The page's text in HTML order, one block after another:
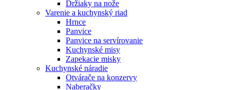
Držiaky na nože
Varenie a kuchynský riad
Hrnce
Panvice
Panvice na servírovanie
Kuchynské misy
Zapekacie misky
Kuchynské náradie
Otvárače na konzervy
Naberačky